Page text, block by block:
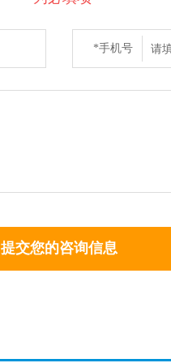
*手机号
提交您的咨询信息